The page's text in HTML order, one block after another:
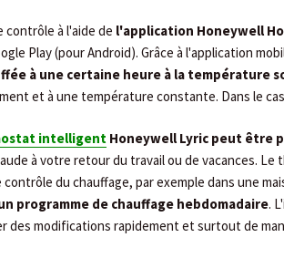
contrôle à l'aide de l'application Honeywell
Play (pour Android). Grâce à l'application
à une certaine heure à la température
et à une température constante. Dans le
intelligent Honeywell Lyric peut être
à votre retour du travail ou de vacances.
contrôle du chauffage, par exemple dans une
programme de chauffage hebdomadaire.
des modifications rapidement et surtout de